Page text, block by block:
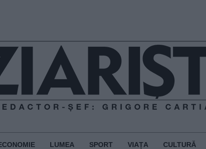
LUMEA SPORT VIAȚA CULTURĂ